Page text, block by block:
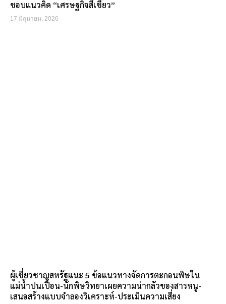
ชอบแนวคิด “เศรษฐกิจสีเขียว”
17 มิถุนายน, 2026
ผู้เชี่ยวชาญสหรัฐแนะ 5 ข้อแนวทางจัดการตะกอนพิษใน
แม่น้ำปนเปื้อน-นักพิษวิทยาเผยความน่ากลัวของสารหนู-
เสนอสร้างแบบจำลองวิเคราะห์-ประเมินความเสี่ยง